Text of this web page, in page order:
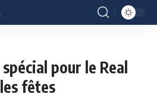
pour le Real
fêtes